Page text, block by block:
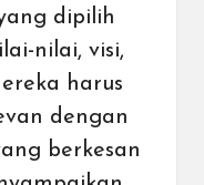
dipilih
nilai, visi,
harus
dengan
berkesan